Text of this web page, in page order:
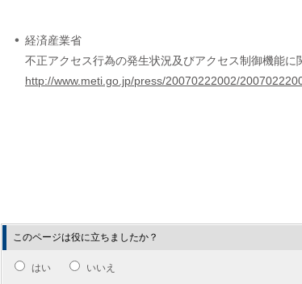
経済産業省
不正アクセス行為の発生状況及びアクセス制御機能に
http://www.meti.go.jp/press/20070222002/
このページは役に立ちましたか？
はい いいえ